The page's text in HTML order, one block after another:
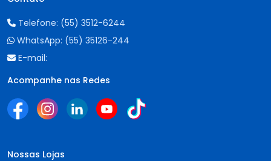
Telefone: (55) 3512-6244
WhatsApp: (55) 35126-244
E-mail:
Acompanhe nas Redes
Nossas Lojas